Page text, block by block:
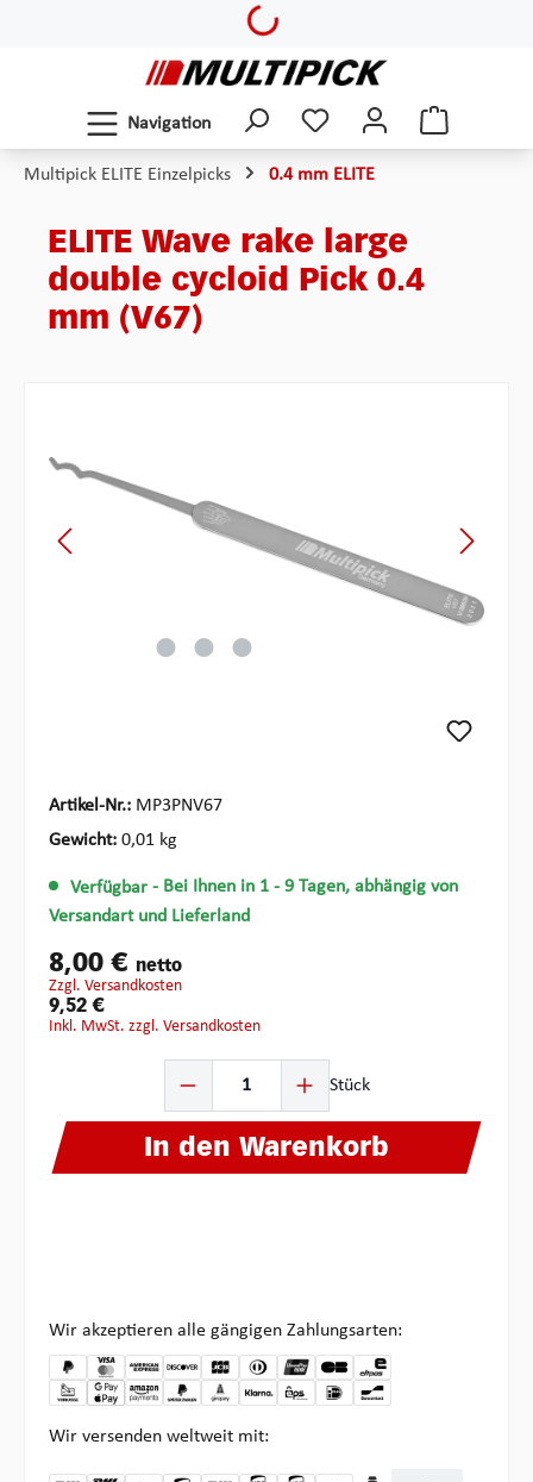
Loading...
Navigation
Multipick ELITE Einzelpicks 0.4 mm ELITE
ELITE Wave rake large
double cycloid Pick 0.4
mm (V67)
Artikel-Nr.: MP3PNV67
Gewicht: 0,01 kg
Verfügbar - Bei Ihnen in 1 - 9 Tagen, abhängig von
Versandart und Lieferland
8,00 € netto
zzgl. Versandkosten
9,52 €
inkl. MwSt. zzgl. Versandkosten
Stück
In den Warenkorb
Wir akzeptieren alle gängigen Zahlungsarten:
Wir versenden weltweit mit: